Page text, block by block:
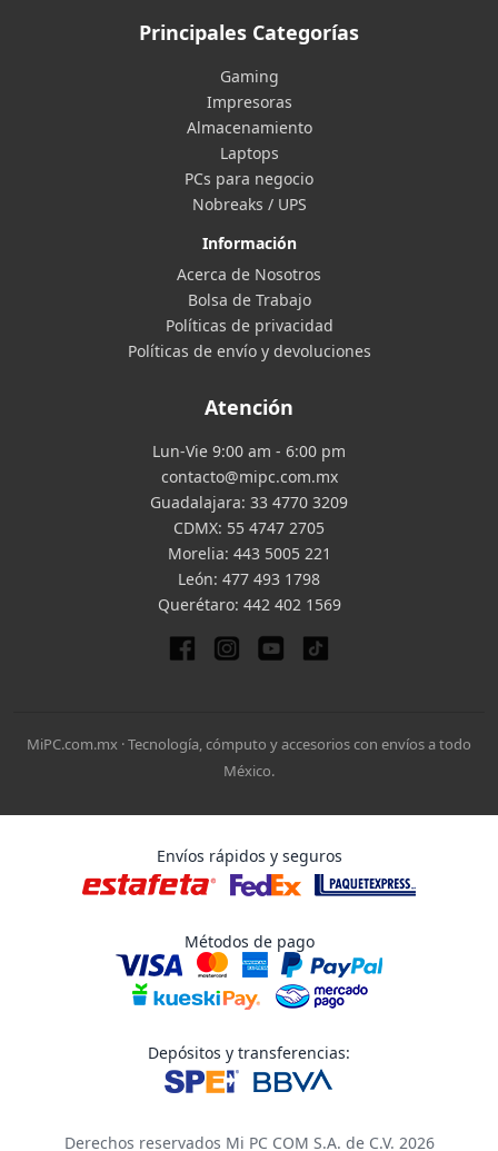
Principales Categorías
Gaming
Impresoras
Almacenamiento
Laptops
PCs para negocio
Nobreaks / UPS
Información
Acerca de Nosotros
Bolsa de Trabajo
Políticas de privacidad
Políticas de envío y devoluciones
Atención
Lun-Vie 9:00 am - 6:00 pm
contacto@mipc.com.mx
Guadalajara: 33 4770 3209
CDMX: 55 4747 2705
Morelia: 443 5005 221
León: 477 493 1798
Querétaro: 442 402 1569
MiPC.com.mx · Tecnología, cómputo y accesorios con envíos a todo
México.
Envíos rápidos y seguros
Métodos de pago
Depósitos y transferencias:
Derechos reservados Mi PC COM S.A. de C.V. 2026